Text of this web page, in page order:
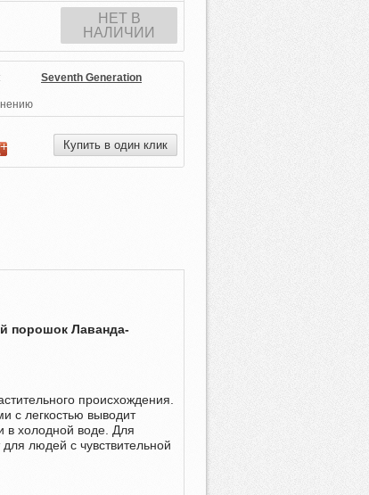
НЕТ В
НАЛИЧИИ
Seventh Generation
Купить в один клик
порошок Лаванда-
происхождения.
с легкостью выводит
в холодной воде. Для
людей с чувствительной